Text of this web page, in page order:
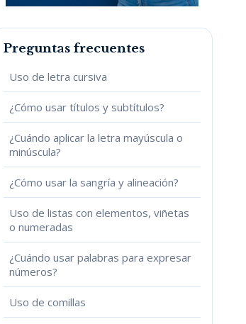
Preguntas frecuentes
Uso de letra cursiva
¿Cómo usar títulos y subtítulos?
¿Cuándo aplicar la letra mayúscula o
minúscula?
¿Cómo usar la sangría y alineación?
Uso de listas con elementos, viñetas
o numeradas
¿Cuándo usar palabras para expresar
números?
Uso de comillas